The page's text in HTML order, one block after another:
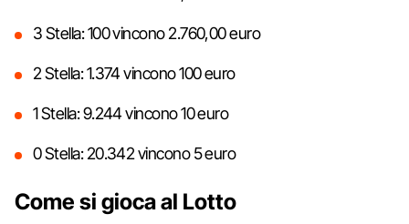
3 Stella: 100 vincono 2.760,00 euro
2 Stella: 1.374 vincono 100 euro
1 Stella: 9.244 vincono 10 euro
0 Stella: 20.342 vincono 5 euro
Come si gioca al Lotto